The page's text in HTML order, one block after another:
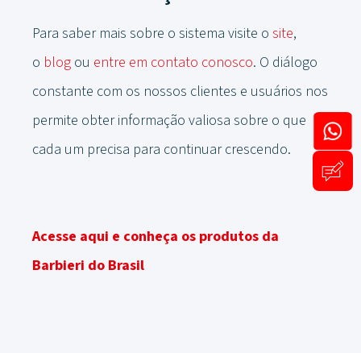
Para saber mais sobre o sistema visite o site,
o blog ou entre em contato conosco. O diálogo
constante com os nossos clientes e usuários nos
permite obter informação valiosa sobre o que
cada um precisa para continuar crescendo.
Acesse aqui e conheça os produtos da
Barbieri do Brasil